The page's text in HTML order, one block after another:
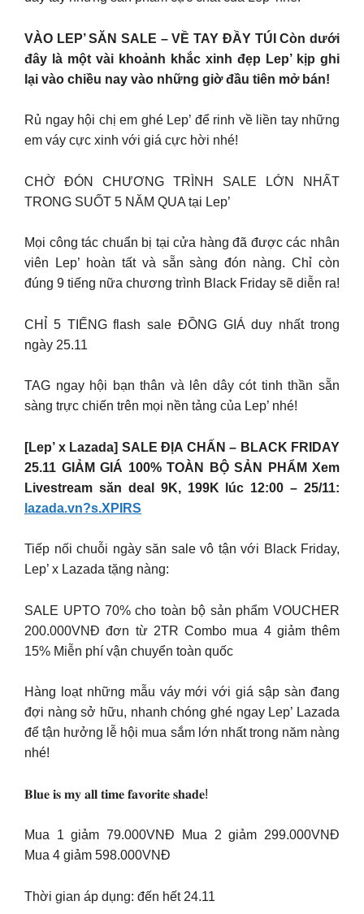
VÀO LEP’ SĂN SALE – VỀ TAY ĐẦY TÚI Còn dưới
đây là một vài khoảnh khắc xinh đẹp Lep’ kịp ghi
lại vào chiều nay vào những giờ đầu tiên mở bán!
Rủ ngay hội chị em ghé Lep’ để rinh về liền tay những
em váy cực xinh với giá cực hời nhé!
CHỜ ĐÓN CHƯƠNG TRÌNH SALE LỚN NHẤT
TRONG SUỐT 5 NĂM QUA tại Lep’
Mọi công tác chuẩn bị tại cửa hàng đã được các nhân
viên Lep’ hoàn tất và sẵn sàng đón nàng. Chỉ còn
đúng 9 tiếng nữa chương trình Black Friday sẽ diễn ra!
CHỈ 5 TIẾNG flash sale ĐỒNG GIÁ duy nhất trong
ngày 25.11
TAG ngay hội bạn thân và lên dây cót tinh thần sẵn
sàng trực chiến trên mọi nền tảng của Lep’ nhé!
[Lep’ x Lazada] SALE ĐỊA CHẤN – BLACK FRIDAY
25.11 GIẢM GIÁ 100% TOÀN BỘ SẢN PHẨM Xem
Livestream săn deal 9K, 199K lúc 12:00 – 25/11:
lazada.vn?s.XPIRS
Tiếp nối chuỗi ngày săn sale vô tận với Black Friday,
Lep’ x Lazada tặng nàng:
SALE UPTO 70% cho toàn bộ sản phẩm VOUCHER
200.000VNĐ đơn từ 2TR Combo mua 4 giảm thêm
15% Miễn phí vận chuyển toàn quốc
Hàng loạt những mẫu váy mới với giá sập sàn đang
đợi nàng sở hữu, nhanh chóng ghé ngay Lep’ Lazada
để tận hưởng lễ hội mua sắm lớn nhất trong năm nàng
nhé!
𝐁𝐥𝐮𝐞 𝐢𝐬 𝐦𝐲 𝐚𝐥𝐥 𝐭𝐢𝐦𝐞 𝐟𝐚𝐯𝐨𝐫𝐢𝐭𝐞 𝐬𝐡𝐚𝐝𝐞!
Mua 1 giảm 79.000VNĐ Mua 2 giảm 299.000VNĐ
Mua 4 giảm 598.000VNĐ
Thời gian áp dụng: đến hết 24.11